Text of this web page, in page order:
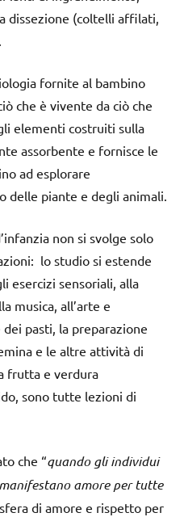
dissezione (coltelli affilati,
fornite al bambino
che è vivente da ciò che
elementi costruiti sulla
assorbente e fornisce le
ad esplorare
piante e degli animali.
non si svolge solo
lo studio si estende
esercizi sensoriali, alla
musica, all’arte e
dei pasti, la preparazione
e le altre attività di
frutta e verdura
sono tutte lezioni di
che “quando gli individui
amore per tutte
di amore e rispetto per